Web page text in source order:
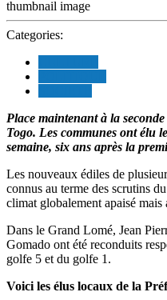
Categories:
Place maintenant à la
Togo. Les communes ont élu
semaine, six ans après la
Les nouveaux édiles de
connus au terme des scrutins
climat globalement apaisé
Dans le Grand Lomé, Jean
Gomado ont été reconduits
golfe 5 et du golfe 1.
Voici les élus locaux de la